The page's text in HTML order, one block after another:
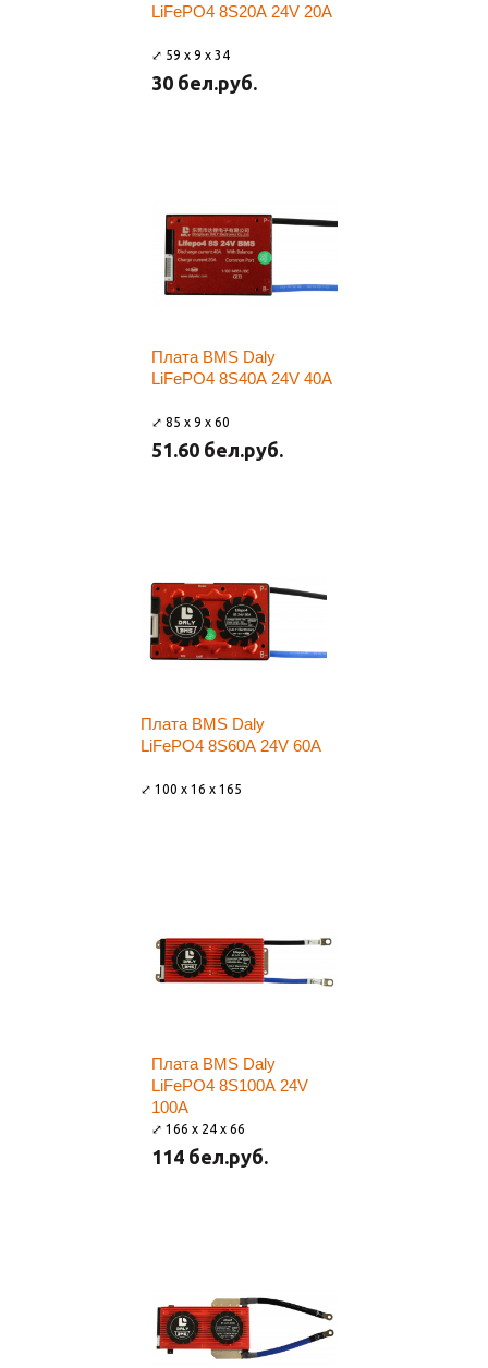
LiFePO4 8S20A 24V 20A
⤢ 59 x 9 x 34
30 бел.руб.
Плата BMS Daly
LiFePO4 8S40A 24V 40A
⤢ 85 x 9 x 60
51.60 бел.руб.
Плата BMS Daly
LiFePO4 8S60A 24V 60A
⤢ 100 x 16 x 165
Плата BMS Daly
LiFePO4 8S100A 24V
100A
⤢ 166 x 24 x 66
114 бел.руб.